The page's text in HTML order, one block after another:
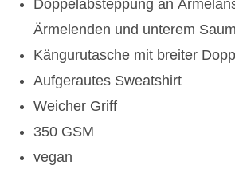
Doppelabsteppung an
Ärmelenden und unterem Saum
Kängurutasche mit breiter
Aufgerautes Sweatshirt
Weicher Griff
350 GSM
vegan